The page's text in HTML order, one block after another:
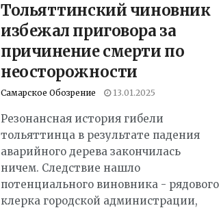
Тольяттинский чиновник
избежал приговора за
причинение смерти по
неосторожности
Самарское Обозрение 13.01.2025
Резонансная история гибели
тольяттинца в результате падения
аварийного дерева закончилась
ничем. Следствие нашло
потенциального виновника - рядового
клерка городской администрации,